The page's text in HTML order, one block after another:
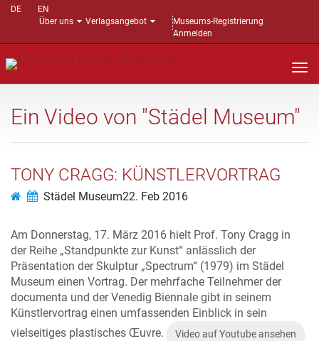
DE
EN
Über uns
Verlagsangebot
Museums-Registrierung
Anmelden
Ein Video von "Städel Museum"
TONY CRAGG: KÜNSTLERVORTRAG
Städel Museum22. Feb 2016
Am Donnerstag, 17. März 2016 hielt Prof. Tony Cragg in
der Reihe „Standpunkte zur Kunst“ anlässlich der
Präsentation der Skulptur „Spectrum“ (1979) im Städel
Museum einen Vortrag. Der mehrfache Teilnehmer der
documenta und der Venedig Biennale gibt in seinem
Künstlervortrag einen umfassenden Einblick in sein
vielseitiges plastisches Œuvre.
Video auf Youtube ansehen